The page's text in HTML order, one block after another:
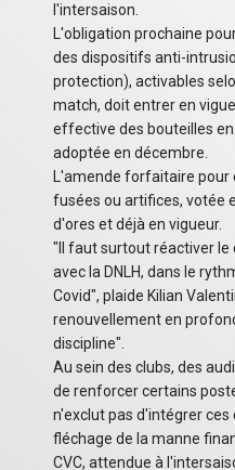
l'intersaison.
L'obligation prochaine
des dispositifs anti-
protection), activables
match, doit entrer en
effective des bouteilles
adoptée en décembre.
L'amende forfaitaire pour
fusées ou artifices, votée
d'ores et déjà en vigueur.
"Il faut surtout réactiver le
avec la DNLH, dans le
Covid", plaide Kilian
renouvellement en
discipline".
Au sein des clubs, des
de renforcer certains
n'exclut pas d'intégrer
fléchage de la manne
CVC, attendue à